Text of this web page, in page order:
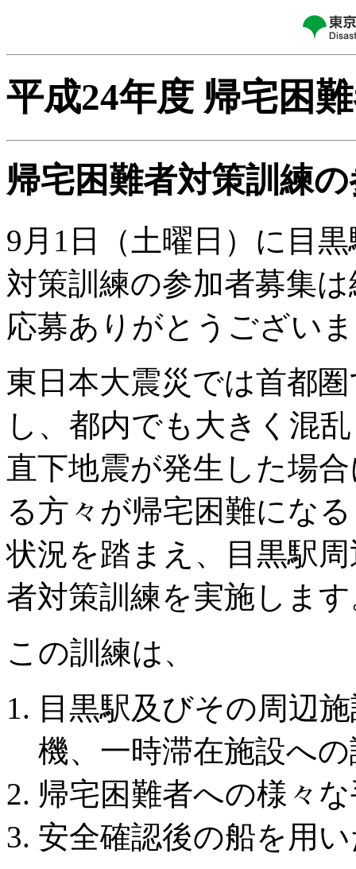
平成24年度 帰宅困
帰宅困難者対策訓練
9月1日（土曜日）に目
対策訓練の参加者募集
応募ありがとうござい
東日本大震災では首都
し、都内でも大きく混
直下地震が発生した場
る方々が帰宅困難にな
状況を踏まえ、目黒駅
者対策訓練を実施しま
この訓練は、
目黒駅及びその周辺
機、一時滞在施設へ
帰宅困難者への様々
安全確認後の船を用